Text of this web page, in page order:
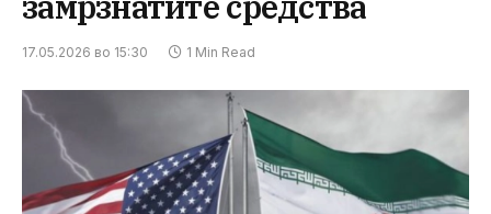
17.05.2026 во 15:30 1 Min Read